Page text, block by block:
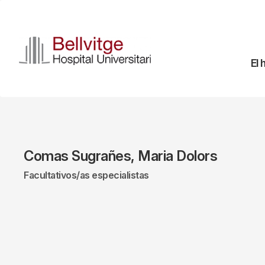
contenido
principal
El
Comas Sugrañes, Maria Dolors
Facultativos/as especialistas